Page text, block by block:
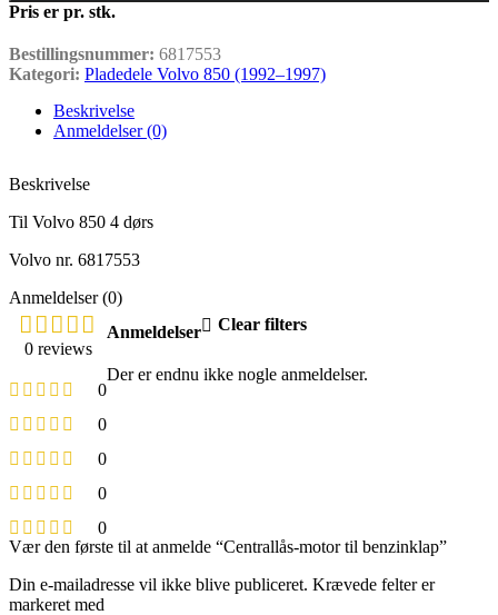
Pris er pr. stk.
Bestillingsnummer: 6817553
Kategori: Pladedele Volvo 850 (1992–1997)
Beskrivelse
Anmeldelser (0)
Beskrivelse
Til Volvo 850 4 dørs
Volvo nr. 6817553
Anmeldelser (0)
0 reviews
0
0
0
0
0
Anmeldelser Clear filters
Der er endnu ikke nogle anmeldelser.
Vær den første til at anmelde “Centrallås-motor til benzinklap”
Din e-mailadresse vil ikke blive publiceret. Krævede felter er
markeret med